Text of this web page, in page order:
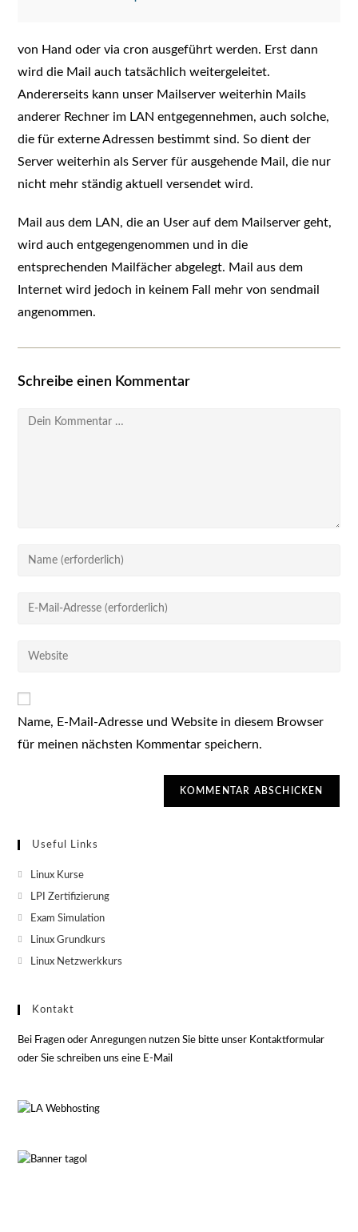
von Hand oder via cron ausgeführt werden. Erst dann
wird die Mail auch tatsächlich weitergeleitet.
Andererseits kann unser Mailserver weiterhin Mails
anderer Rechner im LAN entgegennehmen, auch solche,
die für externe Adressen bestimmt sind. So dient der
Server weiterhin als Server für ausgehende Mail, die nur
nicht mehr ständig aktuell versendet wird.
Mail aus dem LAN, die an User auf dem Mailserver geht,
wird auch entgegengenommen und in die
entsprechenden Mailfächer abgelegt. Mail aus dem
Internet wird jedoch in keinem Fall mehr von sendmail
angenommen.
Schreibe einen Kommentar
Kommentar
Gib
oder
zum
ein
Gib
Mail-
Kommentieren
ein
Gib
ein
(optional)
Name, E-Mail-Adresse und Website in diesem Browser
für meinen nächsten Kommentar speichern.
Useful Links
Linux Kurse
LPI Zertifizierung
Exam Simulation
Linux Grundkurs
Linux Netzwerkkurs
Kontakt
Bei Fragen oder Anregungen nutzen Sie bitte unser Kontaktformular
oder Sie schreiben uns eine E-Mail